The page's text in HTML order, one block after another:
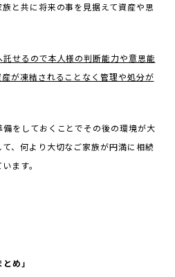
と共に将来の事を見据えて資産や思
せるので本人様の判断能力や意思能
が凍結されることなく管理や処分が
をしておくことでその後の環境が大
、何より大切なご家族が円満に相続
ます。
め」